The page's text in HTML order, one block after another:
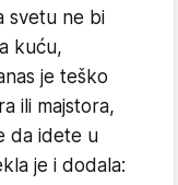
svetu ne bi
kuću,
je teško
ili majstora,
da idete u
je i dodala: